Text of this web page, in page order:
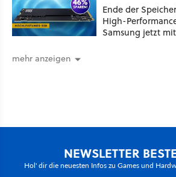
Ende der
High-
Samsung jetzt
mehr anzeigen
NEWSLETTER
Hol' dir die neuesten Infos zu Games und